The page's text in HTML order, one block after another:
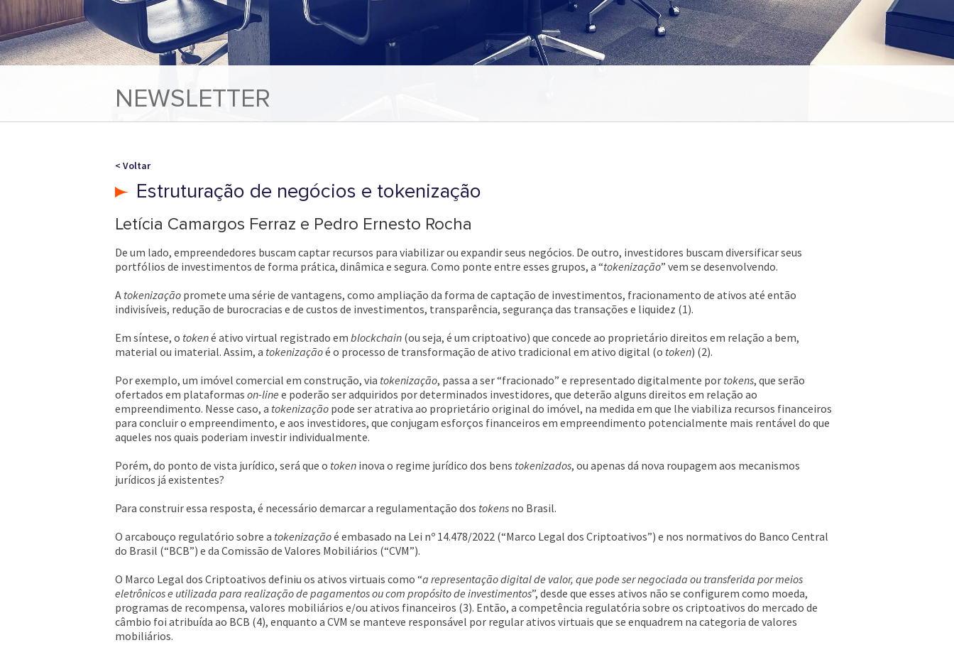
NEWSLETTER
< Voltar
Estruturação de negócios e tokenização
Letícia Camargos Ferraz e Pedro Ernesto Rocha
De um lado, empreendedores buscam captar recursos para viabilizar ou expandir seus negócios. De outro, investidores buscam diversificar seus
portfólios de investimentos de forma prática, dinâmica e segura. Como ponte entre esses grupos, a “tokenização” vem se desenvolvendo.
A tokenização promete uma série de vantagens, como ampliação da forma de captação de investimentos, fracionamento de ativos até então
indivisíveis, redução de burocracias e de custos de investimentos, transparência, segurança das transações e liquidez (1).
Em síntese, o tokené ativo virtual registrado em blockchain (ou seja, é um criptoativo) que concede ao proprietário direitos em relação a bem,
material ou imaterial. Assim, a tokenizaçãoé o processo de transformação de ativo tradicional em ativo digital (o token) (2).
Por exemplo, um imóvel comercial em construção, via tokenização, passa a ser “fracionado” e representado digitalmente por tokens, que serão
ofertados em plataformas on-line e poderão ser adquiridos por determinados investidores, que deterão alguns direitos em relação ao
empreendimento. Nesse caso, a tokenização pode ser atrativa ao proprietário original do imóvel, na medida em que lhe viabiliza recursos financeiros
para concluir o empreendimento, e aos investidores, que conjugam esforços financeiros em empreendimento potencialmente mais rentável do que
aqueles nos quais poderiam investir individualmente.
Porém, do ponto de vista jurídico, será que o token inova o regime jurídico dos bens tokenizados, ou apenas dá nova roupagem aos mecanismos
jurídicos já existentes?
Para construir essa resposta, é necessário demarcar a regulamentação dos tokens no Brasil.
O arcabouço regulatório sobre a tokenizaçãoé embasado na Lei nº 14.478/2022 (“Marco Legal dos Criptoativos”) e nos normativos do Banco Central
do Brasil (“BCB”) e da Comissão de Valores Mobiliários (“CVM”).
O Marco Legal dos Criptoativos definiu os ativos virtuais como “a representação digital de valor, que pode ser negociada ou transferida por meios
eletrônicos e utilizada para realização de pagamentos ou com propósito de investimentos”, desde que esses ativos não se configurem como moeda,
programas de recompensa, valores mobiliários e/ou ativos financeiros (3). Então, a competência regulatória sobre os criptoativos do mercado de
câmbio foi atribuída ao BCB (4), enquanto a CVM se manteve responsável por regular ativos virtuais que se enquadrem na categoria de valores
mobiliários.